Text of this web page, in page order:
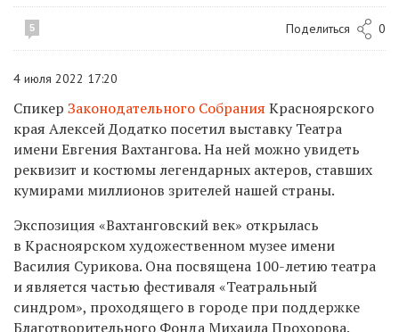
5 Поделиться 0
4 июля 2022 17:20
Спикер Законодательного Собрания Красноярского
края Алексей Додатко посетил выставку Театра
имени Евгения Вахтангова. На ней можно увидеть
реквизит и костюмы легендарных актеров, ставших
кумирами миллионов зрителей нашей страны.
Экспозиция «Вахтанговский век» открылась
в Красноярском художественном музее имени
Василия Сурикова. Она посвящена 100-летию театра
и является частью фестиваля «Театральный
синдром», проходящего в городе при поддержке
Благотворительного Фонда Михаила Прохорова.